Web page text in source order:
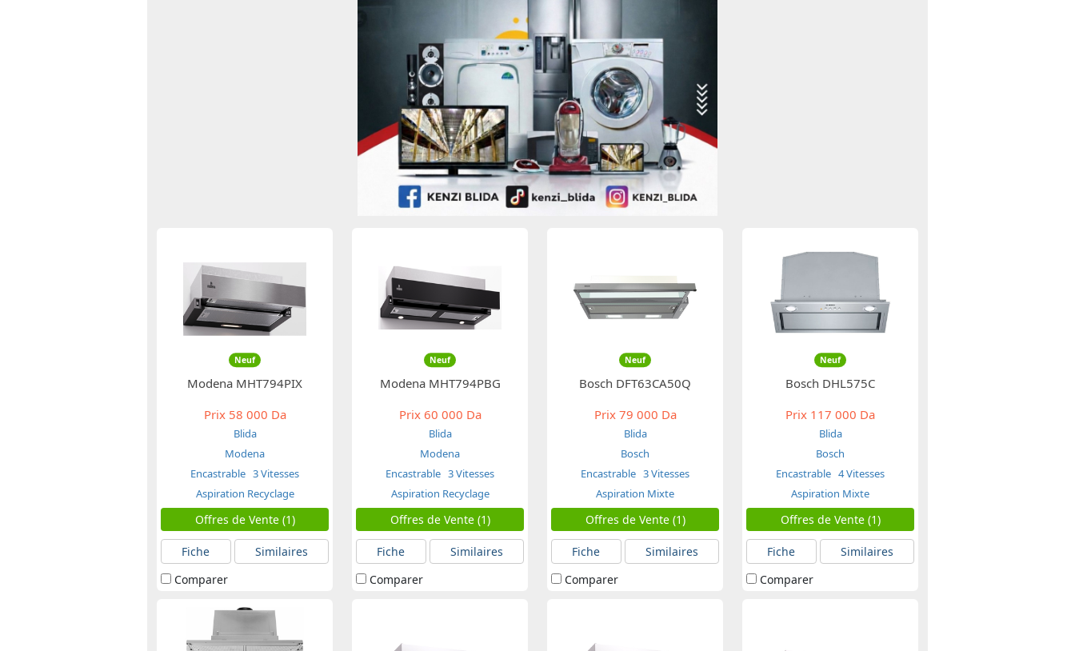
Neuf
Modena MHT794PIX
Prix58 000 Da
Blida
Modena
Encastrable 3 Vitesses
Aspiration Recyclage
Offres de Vente (1)
Fiche
Similaires
Comparer
Neuf
Modena MHT794PBG
Prix60 000 Da
Blida
Modena
Encastrable 3 Vitesses
Aspiration Recyclage
Offres de Vente (1)
Fiche
Similaires
Comparer
Neuf
Bosch DFT63CA50Q
Prix79 000 Da
Blida
Bosch
Encastrable 3 Vitesses
Aspiration Mixte
Offres de Vente (1)
Fiche
Similaires
Comparer
Neuf
Bosch DHL575C
Prix 117 000 Da
Blida
Bosch
Encastrable 4 Vitesses
Aspiration Mixte
Offres de Vente (1)
Fiche
Similaires
Comparer